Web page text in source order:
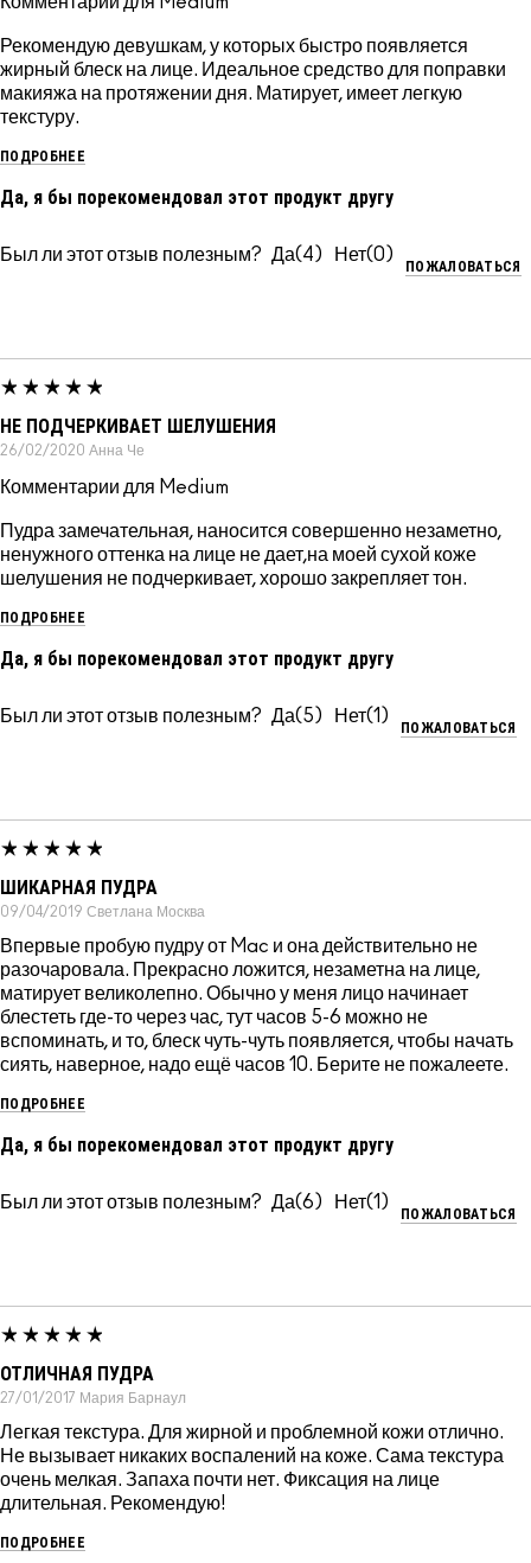
Рекомендую девушкам, у которых быстро появляется
жирный блеск на лице. Идеальное средство для поправки
макияжа на протяжении дня. Матирует, имеет легкую
текстуру.
ПОДРОБНЕЕ
Да, я бы порекомендовал этот продукт другу
Был ли этот отзыв полезным? 4 0
ПОЖАЛОВАТЬСЯ
НЕ ПОДЧЕРКИВАЕТ ШЕЛУШЕНИЯ
26/02/2020 Анна Че
Комментарии для Medium
Пудра замечательная, наносится совершенно незаметно,
ненужного оттенка на лице не дает,на моей сухой коже
шелушения не подчеркивает, хорошо закрепляет тон.
ПОДРОБНЕЕ
Да, я бы порекомендовал этот продукт другу
Был ли этот отзыв полезным? 5 1
ПОЖАЛОВАТЬСЯ
ШИКАРНАЯ ПУДРА
09/04/2019 Светлана Москва
Впервые пробую пудру от Mac и она действительно не
разочаровала. Прекрасно ложится, незаметна на лице,
матирует великолепно. Обычно у меня лицо начинает
блестеть где-то через час, тут часов 5-6 можно не
вспоминать, и то, блеск чуть-чуть появляется, чтобы начать
сиять, наверное, надо ещё часов 10. Берите не пожалеете.
ПОДРОБНЕЕ
Да, я бы порекомендовал этот продукт другу
Был ли этот отзыв полезным? 6 1
ПОЖАЛОВАТЬСЯ
ОТЛИЧНАЯ ПУДРА
27/01/2017 Мария Барнаул
Легкая текстура. Для жирной и проблемной кожи отлично.
Не вызывает никаких воспалений на коже. Сама текстура
очень мелкая. Запаха почти нет. Фиксация на лице
длительная. Рекомендую!
ПОДРОБНЕЕ